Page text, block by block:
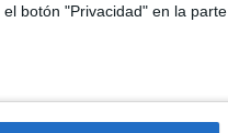
botón "Privacidad" en la parte